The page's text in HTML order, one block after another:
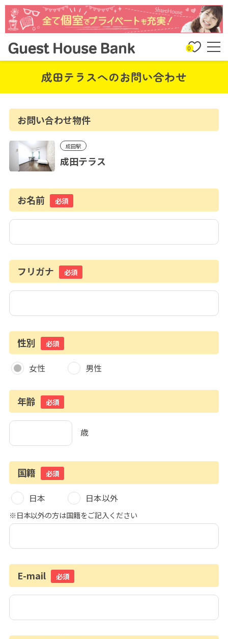
0
成田テラスへのお問い合わせ
お問い合わせ物件
成田駅
成田テラス
お名前 必須
フリガナ 必須
性別 必須
女性 男性
年齢 必須
歳
国籍 必須
日本 日本以外
※日本以外の方は国籍をご記入ください
E-mail 必須